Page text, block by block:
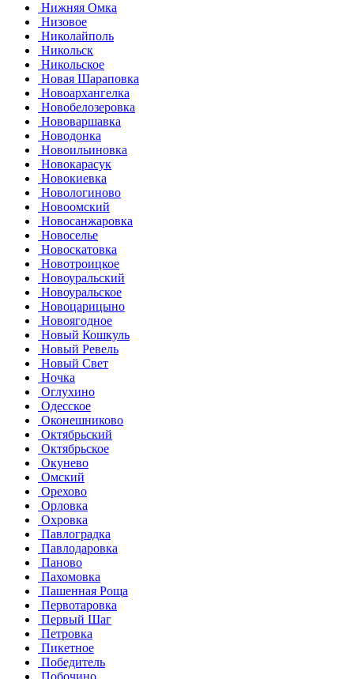
Нижняя Омка
Низовое
Николайполь
Никольск
Никольское
Новая Шараповка
Новоархангелка
Новобелозеровка
Нововаршавка
Новодонка
Новоильиновка
Новокарасук
Новокиевка
Новологиново
Новоомский
Новосанжаровка
Новоселье
Новоскатовка
Новотроицкое
Новоуральский
Новоуральское
Новоцарицыно
Новоягодное
Новый Кошкуль
Новый Ревель
Новый Свет
Ночка
Оглухино
Одесское
Оконешниково
Октябрьский
Октябрьское
Окунево
Омский
Орехово
Орловка
Охровка
Павлоградка
Павлодаровка
Паново
Пахомовка
Пашенная Роща
Первотаровка
Первый Шаг
Петровка
Пикетное
Победитель
Побочино